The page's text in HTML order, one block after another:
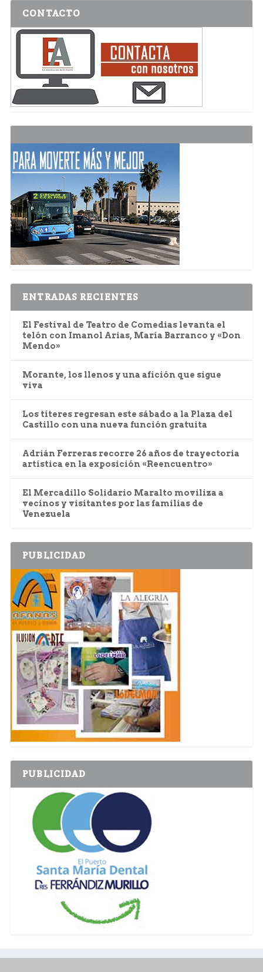
CONTACTO
ENTRADAS RECIENTES
El Festival de Teatro de Comedias levanta el
telón con Imanol Arias, María Barranco y «Don
Mendo»
Morante, los llenos y una afición que sigue
viva
Los títeres regresan este sábado a la Plaza del
Castillo con una nueva función gratuita
Adrián Ferreras recorre 26 años de trayectoria
artística en la exposición «Reencuentro»
El Mercadillo Solidario Maralto moviliza a
vecinos y visitantes por las familias de
Venezuela
PUBLICIDAD
PUBLICIDAD